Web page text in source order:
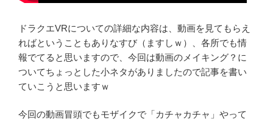
ドラクエVRについての詳細な内容は、動画を見てもらえ
ればということもありなすび（ますしｗ）、各所でも情
報でてると思いますので、今回は動画のメイキング？に
ついてちょっとした小ネタがありましたので記事を書い
ていこうと思いますｗ
今回の動画冒頭でもモザイクで「カチャカチャ」やって